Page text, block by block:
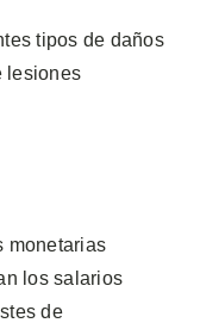
tipos de daños
lesiones
monetarias
los salarios
de